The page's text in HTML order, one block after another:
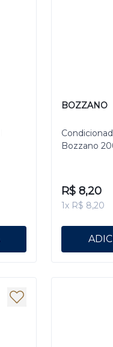
BOZZANO
Bozzano
R$ 8,20
1x R$ 8,20